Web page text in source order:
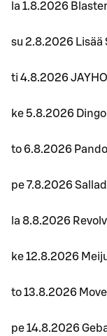
la 1.8.2026 Blaster
su 2.8.2026 Lisää
ti 4.8.2026 JAYHO
ke 5.8.2026 Dingo
to 6.8.2026
pe 7.8.2026 Sallad
la 8.8.2026
ke 12.8.2026
to 13.8.2026
pe 14.8.2026